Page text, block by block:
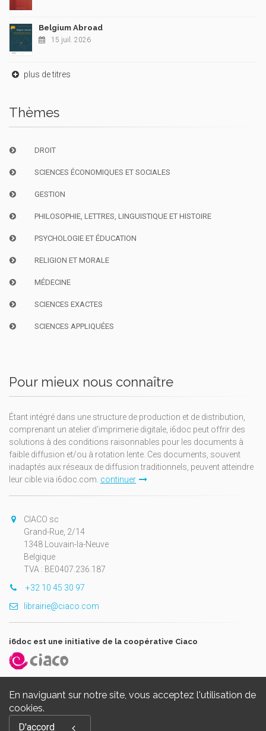
En naviguant sur notre site, vous acceptez l'utilisation de
cookies.
D'accord
Belgium Abroad
15 juil. 2026
plus de titres
Thèmes
DROIT
SCIENCES ÉCONOMIQUES ET SOCIALES
GESTION
PHILOSOPHIE, LETTRES, LINGUISTIQUE ET HISTOIRE
PSYCHOLOGIE ET ÉDUCATION
RELIGION ET MORALE
MÉDECINE
SCIENCES EXACTES
SCIENCES APPLIQUÉES
Pour mieux nous connaître
Étant intégré dans une structure de production et de distribution,
comprenant un atelier d'imprimerie digitale, i6doc peut offrir des
solutions à des conditions raisonnables pour les documents à
faible diffusion et/ou à rotation lente. Ces documents, souvent
inadaptés aux réseaux de diffusion traditionnels, peuvent atteindre
leur cible via i6doc.com. continuer
CIACO sc
Grand-Rue, 2/14
1348 Louvain-la-Neuve
Belgique
TVA : BE0407.236.187
+32 10 45 30 97
librairie@ciaco.com
i6doc est une initiative de la coopérative Ciaco